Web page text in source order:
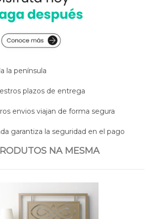
la península
plazos de entrega
envios viajan de forma segura
garantiza la seguridad en el pago
NA MESMA